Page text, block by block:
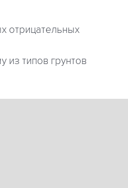
отрицательных
из типов грунтов